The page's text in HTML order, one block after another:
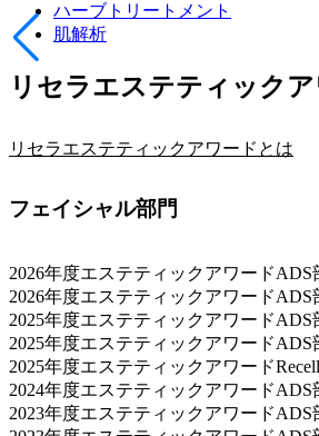
ハーブトリートメント
肌解析
リセラエステティック
リセラエステティックアワードとは
フェイシャル部門
2026年度エステティックアワード
2026年度エステティックアワード
2025年度エステティックアワード
2025年度エステティックアワード
2025年度エステティックアワード
2024年度エステティックアワード
2023年度エステティックアワード